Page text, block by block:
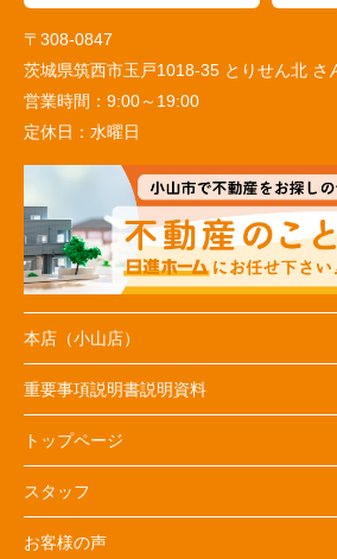
〒308-0847
茨城県筑西市玉戸1018-35 とりせん北 さ
営業時間： 9:00～19:00
定休日： 水曜日
本店（小山店）
重要事項説明書説明資料
トップページ
スタッフ
お客様の声